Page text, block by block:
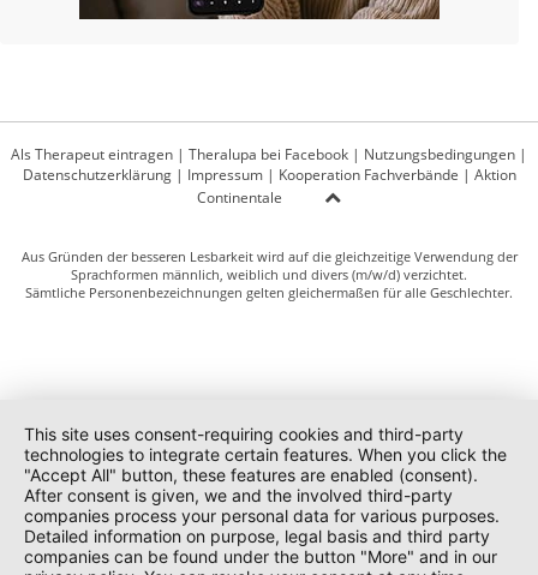
Als Therapeut eintragen | Theralupa bei Facebook | Nutzungsbedingungen |
Datenschutzerklärung| Impressum| Kooperation Fachverbände | Aktion
Continentale
Aus Gründen der besseren Lesbarkeit wird auf die gleichzeitige Verwendung der
Sprachformen männlich, weiblich und divers (m/w/d) verzichtet.
Sämtliche Personenbezeichnungen gelten gleichermaßen für alle Geschlechter.
This site uses consent-requiring cookies and third-party
technologies to integrate certain features. When you click the
"Accept All" button, these features are enabled (consent).
After consent is given, we and the involved third-party
companies process your personal data for various purposes.
Detailed information on purpose, legal basis and third party
companies can be found under the button "More" and in our